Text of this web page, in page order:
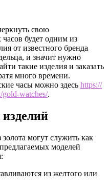
свою
часов будет одним из
от известного бренда
и значит нужно
такие изделия и заказать
много времени.
часы можно здесь https://
watches/.
могут служить как
моделей
из желтого или